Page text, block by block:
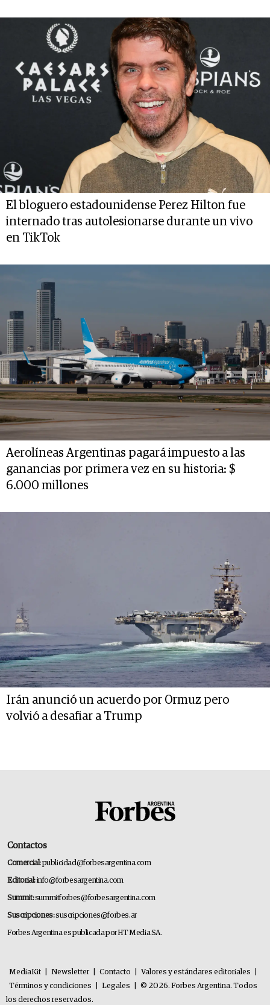
El bloguero estadounidense Perez Hilton fue
internado tras autolesionarse durante un vivo
en TikTok
Aerolíneas Argentinas pagará impuesto a las
ganancias por primera vez en su historia: $
6.000 millones
Irán anunció un acuerdo por Ormuz pero
volvió a desafiar a Trump
Contactos
Comercial:publicidad@forbesargentina.com
Editorial:info@forbesargentina.com
Summit:summitforbes@forbesargentina.com
Suscripciones:suscripciones@forbes.ar
Forbes Argentina es publicada por HT Media SA.
MediaKit Newsletter Contacto Valores y estándares editoriales
Términos y condiciones
Legales
© 2026. Forbes Argentina. Todos
los derechos reservados.